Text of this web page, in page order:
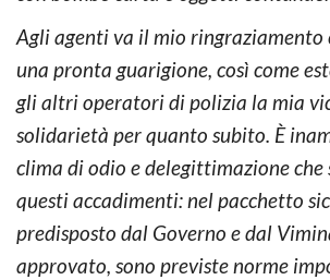
Agli agenti va il mio ringraziamento
una pronta guarigione, così come
gli altri operatori di polizia la mia
solidarietà per quanto subito. È
clima di odio e delegittimazione che
questi accadimenti: nel pacchetto
predisposto dal Governo e dal
approvato, sono previste norme